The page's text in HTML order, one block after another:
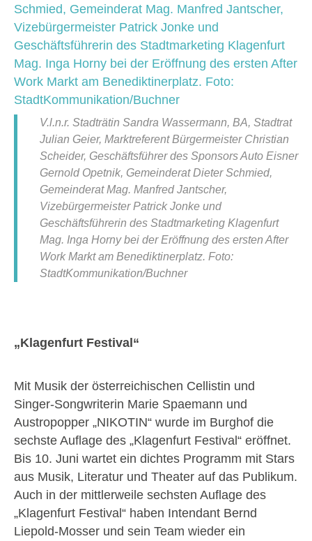
V.l.n.r. Stadträtin Sandra Wassermann, BA, Stadtrat
Julian Geier, Marktreferent Bürgermeister Christian
Scheider, Geschäftsführer des Sponsors Auto Eisner
Gernold Opetnik, Gemeinderat Dieter Schmied,
Gemeinderat Mag. Manfred Jantscher,
Vizebürgermeister Patrick Jonke und
Geschäftsführerin des Stadtmarketing Klagenfurt
Mag. Inga Horny bei der Eröffnung des ersten After
Work Markt am Benediktinerplatz. Foto:
StadtKommunikation/Buchner
„Klagenfurt Festival“
Mit Musik der österreichischen Cellistin und
Singer-Songwriterin Marie Spaemann und
Austropopper „NIKOTIN“ wurde im Burghof die
sechste Auflage des „Klagenfurt Festival“ eröffnet.
Bis 10. Juni wartet ein dichtes Programm mit Stars
aus Musik, Literatur und Theater auf das Publikum.
Auch in der mittlerweile sechsten Auflage des
„Klagenfurt Festival“ haben Intendant Bernd
Liepold-Mosser und sein Team wieder ein